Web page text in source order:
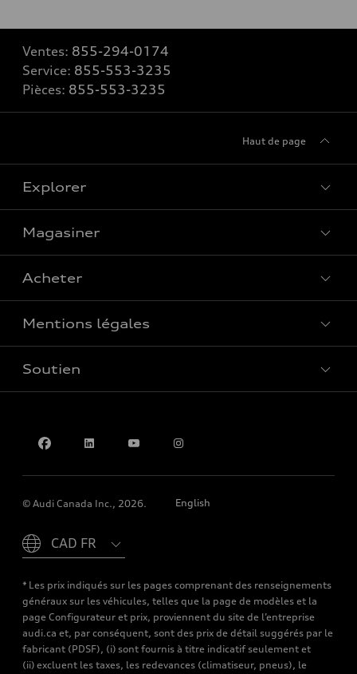
Ventes: 855-294-0174
Service: 855-553-3235
Pièces: 855-553-3235
Haut de page
Explorer
Voir tous les modèles
Magasiner
Offres spéciales
Acheter
Réserver un essai routier
Mentions légales
Confidentialité
Soutien
© Audi Canada Inc., 2026.
English
* Les prix indiqués sur les pages comprenant des renseignements
généraux sur les véhicules, telles que la page de modèles et la
page Configurateur et prix, proviennent du site de l’entreprise
audi.ca et, par conséquent, sont des prix de détail suggérés par le
fabricant (PDSF), (i) sont fournis à titre indicatif seulement et
(ii) excluent les taxes, les redevances (climatiseur, pneus), le